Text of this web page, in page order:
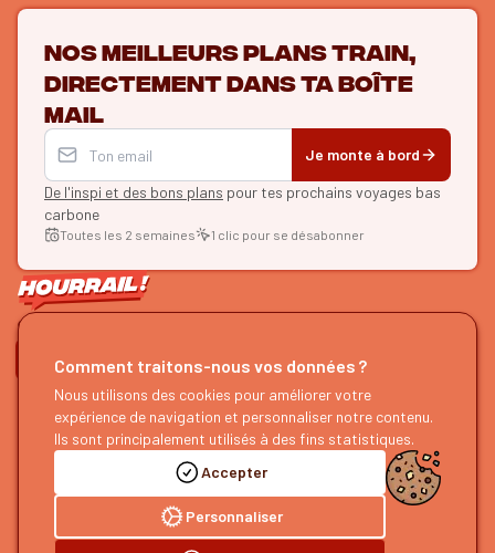
Nos meilleurs plans train,
directement dans ta boîte
mail
Je monte à bord
De l'inspi et des bons plans pour tes prochains voyages bas
carbone
Toutes les 2 semaines 1 clic pour se désabonner
ON SE SUIT ?
HOURRAIL !
À propos
Devenir partenaire
Nous faire un retour
EXPLORER
Recherche d'itinéraires
Nos guides
Notre blog
Notre podcast
Accepter
Personnaliser
Comment traitons-nous vos données ?
Nous utilisons des cookies pour améliorer votre
expérience de navigation et personnaliser notre contenu.
Ils sont principalement utilisés à des fins statistiques.